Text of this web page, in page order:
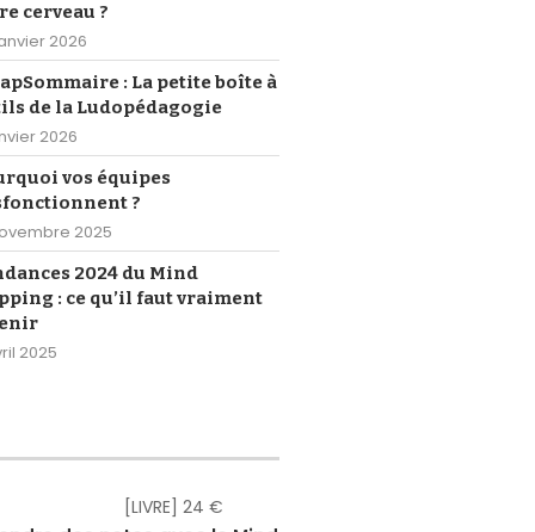
cerveau ?
2026
: La petite boîte à
de la Ludopédagogie
2026
vos équipes
?
2025
2024 du Mind
: ce qu’il faut vraiment
2025